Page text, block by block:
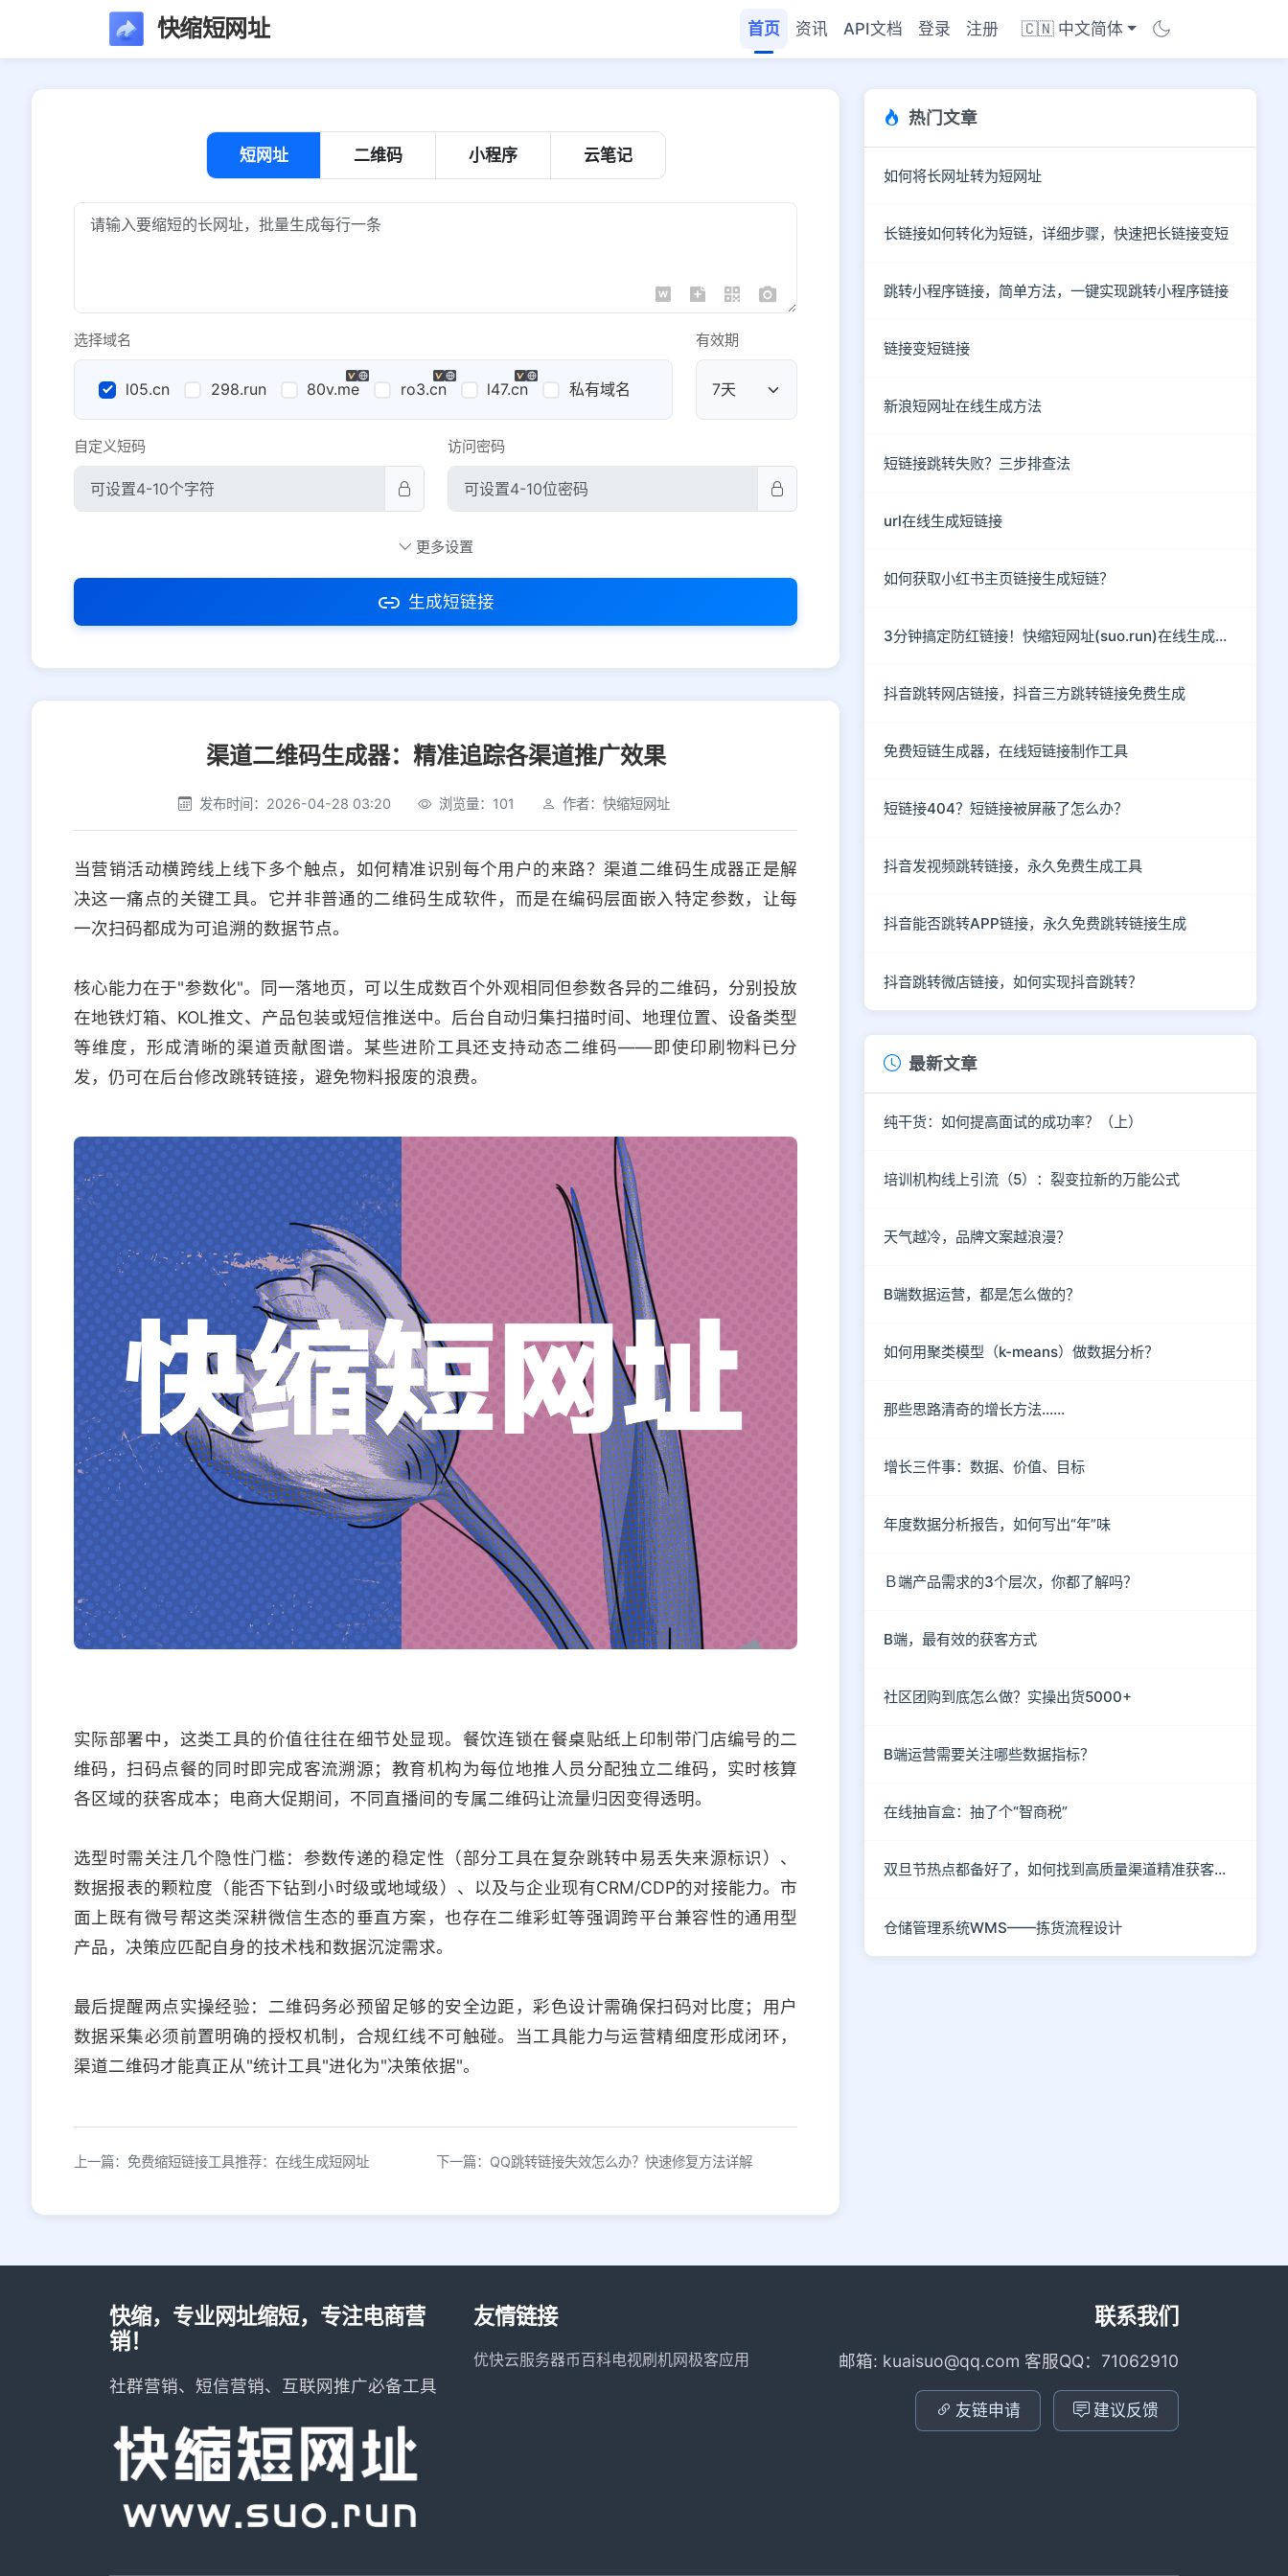
快缩短网址 首页 资讯 API文档 登录 注册 🇨🇳 中文简体
短网址 二维码 小程序 云笔记
选择域名
l05.cn 298.run 80v.me ro3.cn l47.cn 私有域名 公共域名
有效期
自定义短码 访问密码
社交平台 电商平台
选择防红平台类型，避免链接被拦截
平台设置
iOS Android PC 其他
更多设置
生成短链接
渠道二维码生成器：精准追踪各渠道推广效果
发布时间：2026-04-28 03:20 浏览量：101 作者：快缩短网址
当营销活动横跨线上线下多个触点，如何精准识别每个用户的来路？渠道二维码生成器正是解
决这一痛点的关键工具。它并非普通的二维码生成软件，而是在编码层面嵌入特定参数，让每
一次扫码都成为可追溯的数据节点。
核心能力在于"参数化"。同一落地页，可以生成数百个外观相同但参数各异的二维码，分别投放
在地铁灯箱、KOL推文、产品包装或短信推送中。后台自动归集扫描时间、地理位置、设备类型
等维度，形成清晰的渠道贡献图谱。某些进阶工具还支持动态二维码——即使印刷物料已分
发，仍可在后台修改跳转链接，避免物料报废的浪费。
实际部署中，这类工具的价值往往在细节处显现。餐饮连锁在餐桌贴纸上印制带门店编号的二
维码，扫码点餐的同时即完成客流溯源；教育机构为每位地推人员分配独立二维码，实时核算
各区域的获客成本；电商大促期间，不同直播间的专属二维码让流量归因变得透明。
选型时需关注几个隐性门槛：参数传递的稳定性（部分工具在复杂跳转中易丢失来源标识）、
数据报表的颗粒度（能否下钻到小时级或地域级）、以及与企业现有CRM/CDP的对接能力。市
面上既有微号帮这类深耕微信生态的垂直方案，也存在二维彩虹等强调跨平台兼容性的通用型
产品，决策应匹配自身的技术栈和数据沉淀需求。
最后提醒两点实操经验：二维码务必预留足够的安全边距，彩色设计需确保扫码对比度；用户
数据采集必须前置明确的授权机制，合规红线不可触碰。当工具能力与运营精细度形成闭环，
渠道二维码才能真正从"统计工具"进化为"决策依据"。
上一篇：免费缩短链接工具推荐：在线生成短网址 下一篇：QQ跳转链接失效怎么办？快速修复方法详解
热门文章
如何将长网址转为短网址
长链接如何转化为短链，详细步骤，快速把长链接变短
跳转小程序链接，简单方法，一键实现跳转小程序链接
链接变短链接
新浪短网址在线生成方法
短链接跳转失败？三步排查法
url在线生成短链接
如何获取小红书主页链接生成短链？
3分钟搞定防红链接！快缩短网址(suo.run)在线生成指南
抖音跳转网店链接，抖音三方跳转链接免费生成
免费短链生成器，在线短链接制作工具
短链接404？短链接被屏蔽了怎么办？
抖音发视频跳转链接，永久免费生成工具
抖音能否跳转APP链接，永久免费跳转链接生成
抖音跳转微店链接，如何实现抖音跳转？
最新文章
纯干货：如何提高面试的成功率？（上）
培训机构线上引流（5）：裂变拉新的万能公式
天气越冷，品牌文案越浪漫？
B端数据运营，都是怎么做的？
如何用聚类模型（k-means）做数据分析？
那些思路清奇的增长方法……
增长三件事：数据、价值、目标
年度数据分析报告，如何写出“年”味
Ｂ端产品需求的3个层次，你都了解吗？
B端，最有效的获客方式
社区团购到底怎么做？实操出货5000+
B端运营需要关注哪些数据指标？
在线抽盲盒：抽了个“智商税”
双旦节热点都备好了，如何找到高质量渠道精准获客呢？
仓储管理系统WMS——拣货流程设计
快缩，专业网址缩短，专注电商营
销！
社群营销、短信营销、互联网推广必备工具
友情链接
优快云服务器币百科电视刷机网极客应用
联系我们
邮箱: kuaisuo@qq.com 客服QQ：71062910
友链申请 建议反馈